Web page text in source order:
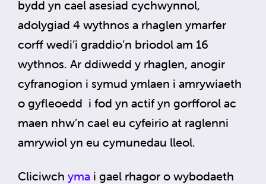
bydd yn cael asesiad cychwynnol,
adolygiad 4 wythnos a rhaglen ymarfer
corff wedi’i graddio’n briodol am 16
wythnos. Ar ddiwedd y rhaglen, anogir
cyfranogion i symud ymlaen i amrywiaeth
o gyfleoedd i fod yn actif yn gorfforol ac
maen nhw’n cael eu cyfeirio at raglenni
amrywiol yn eu cymunedau lleol.
Cliciwch yma i gael rhagor o wybodaeth